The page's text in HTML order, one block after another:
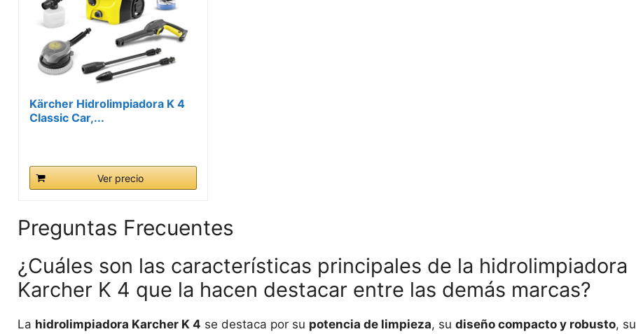
Kärcher Hidrolimpiadora K 4
Classic Car,...
Ver precio
Preguntas Frecuentes
¿Cuáles son las características principales de la hidrolimpiadora
Karcher K 4 que la hacen destacar entre las demás marcas?
La hidrolimpiadora Karcher K 4 se destaca por su potencia de limpieza, su diseño compacto y robusto, su